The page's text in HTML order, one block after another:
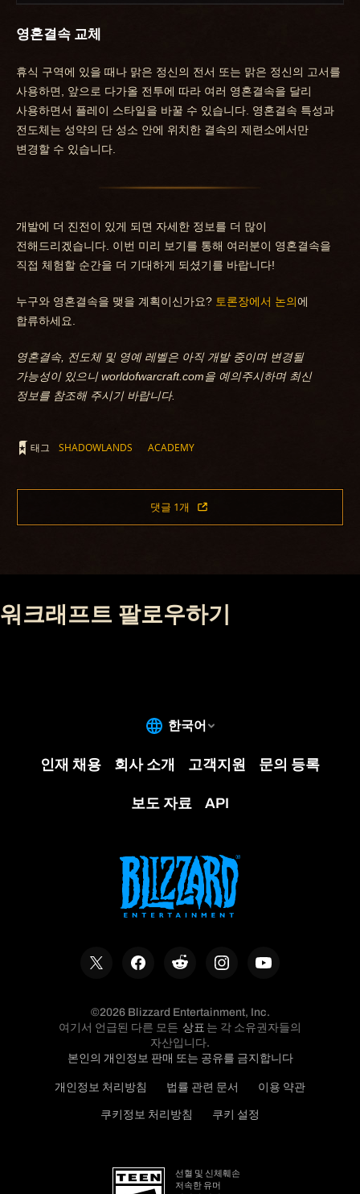
영혼결속 교체
휴식 구역에 있을 때나 맑은 정신의 전서 또는 맑은 정신의 고서를
사용하면, 앞으로 다가올 전투에 따라 여러 영혼결속을 달리
사용하면서 플레이 스타일을 바꿀 수 있습니다. 영혼결속 특성과
전도체는 성약의 단 성소 안에 위치한 결속의 제련소에서만
변경할 수 있습니다.
개발에 더 진전이 있게 되면 자세한 정보를 더 많이
전해드리겠습니다. 이번 미리 보기를 통해 여러분이 영혼결속을
직접 체험할 순간을 더 기대하게 되셨기를 바랍니다!
누구와 영혼결속을 맺을 계획이신가요? 토론장에서 논의에
합류하세요.
영혼결속, 전도체 및 영예 레벨은 아직 개발 중이며 변경될
가능성이 있으니 worldofwarcraft.com을 예의주시하며 최신
정보를 참조해 주시기 바랍니다.
태그 SHADOWLANDS ACADEMY
댓글 1개
워크래프트 팔로우하기